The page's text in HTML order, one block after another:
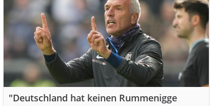
"Deutschland hat keinen Rummenigge